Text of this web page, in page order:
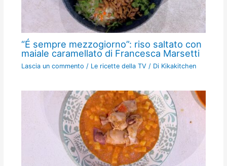
“É sempre mezzogiorno”: riso saltato con
maiale caramellato di Francesca Marsetti
Lascia un commento / Le ricette della TV / Di Kikakitchen